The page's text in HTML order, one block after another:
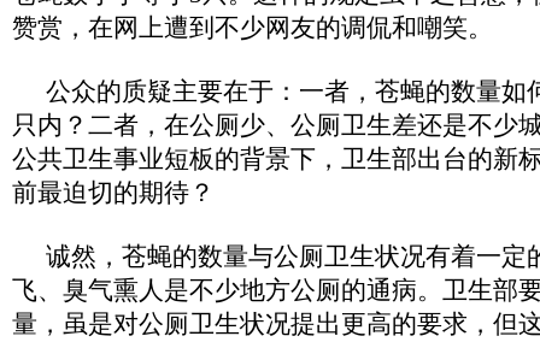
赞赏，在网上遭到不少网友的调侃和嘲笑。
公众的质疑主要在于：一者，苍蝇的数量如
只内？二者，在公厕少、公厕卫生差还是不少
公共卫生事业短板的背景下，卫生部出台的新
前最迫切的期待？
诚然，苍蝇的数量与公厕卫生状况有着一定
飞、臭气熏人是不少地方公厕的通病。卫生部
量，虽是对公厕卫生状况提出更高的要求，但